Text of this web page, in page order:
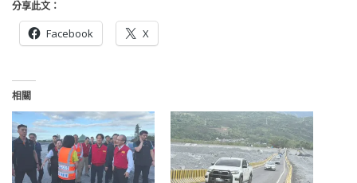
分享此文：
Facebook X
相關